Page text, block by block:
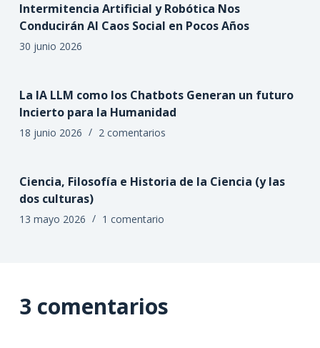
Intermitencia Artificial y Robótica Nos
Conducirán Al Caos Social en Pocos Años
30 junio 2026
La IA LLM como los Chatbots Generan un futuro
Incierto para la Humanidad
18 junio 2026 2 comentarios
Ciencia, Filosofía e Historia de la Ciencia (y las
dos culturas)
13 mayo 2026 1 comentario
3 comentarios